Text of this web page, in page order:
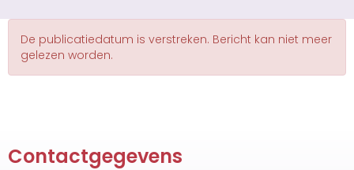
De publicatiedatum is verstreken. Bericht kan niet meer
gelezen worden.
Contactgegevens